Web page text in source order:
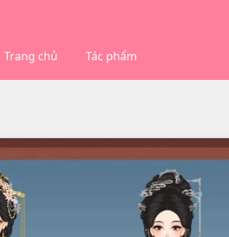
Trang chủ Tác phẩm